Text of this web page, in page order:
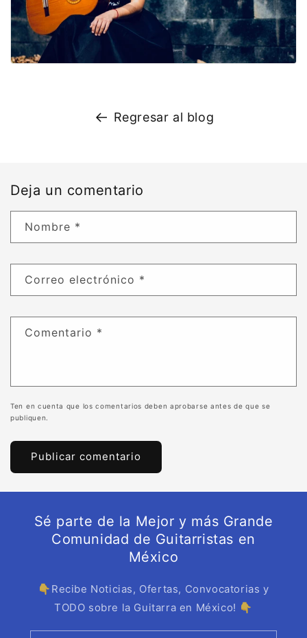
Regresar al blog
Deja un comentario
Nombre *
Correo electrónico *
Comentario *
Ten en cuenta que los comentarios deben aprobarse antes de que se
publiquen.
Sé parte de la Mejor y más Grande
Comunidad de Guitarristas en
México
👇Recibe Noticias, Ofertas, Convocatorias y
TODO sobre la Guitarra en México! 👇